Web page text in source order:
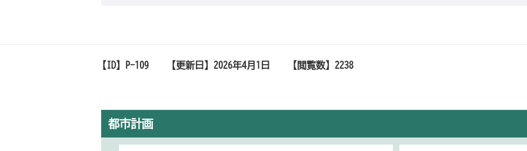
【ID】 P-109 【更新日】 2026年4月1日 【閲覧数】 2238
都市計画